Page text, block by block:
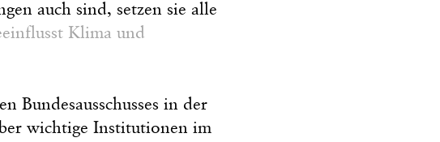
auch sind, setzen sie alle
Klima und
Bundesausschusses in der
wichtige Institutionen im